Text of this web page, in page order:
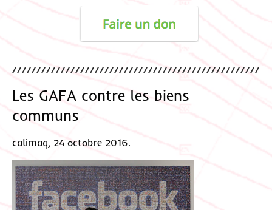
Les GAFA contre les biens
communs
calimaq, 24 octobre 2016.